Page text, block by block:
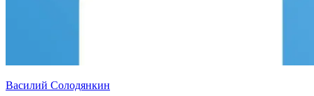
Василий Солодянкин